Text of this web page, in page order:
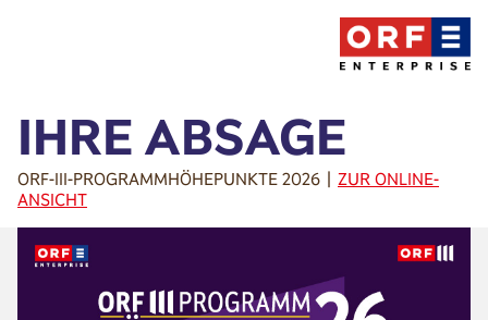
IHRE ABSAGE
ORF-III-PROGRAMMHÖHEPUNKTE 2026 | ZUR ONLINE-
ANSICHT